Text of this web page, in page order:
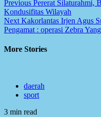
Post
navigation
Previous Pererat Silaturahmi,
Kondusifitas Wilayah
Next Kakorlantas Irjen Agus
Pengamat : operasi Zebra
More Stories
daerah
sport
3 min read